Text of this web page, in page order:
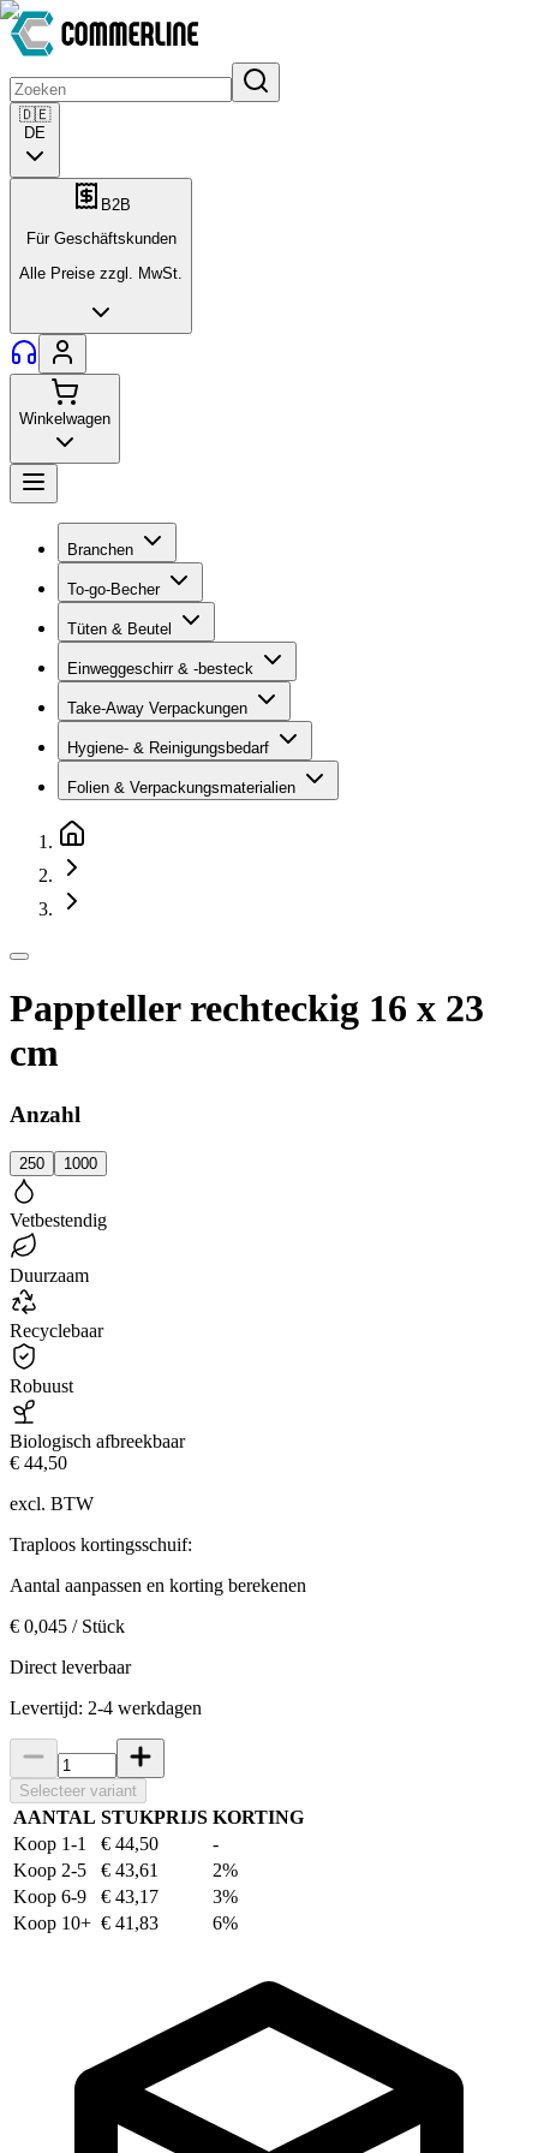
🇩🇪
DE
B2B
Für Geschäftskunden
Alle Preise zzgl. MwSt.
Winkelwagen
Branchen
To-go-Becher
Tüten & Beutel
Einweggeschirr & -besteck
Take-Away Verpackungen
Hygiene- & Reinigungsbedarf
Folien & Verpackungsmaterialien
Pappteller rechteckig 16 x 23
cm
Anzahl
250 1000
Vetbestendig
Duurzaam
Recyclebaar
Robuust
Biologisch afbreekbaar
€ 44,50
excl. BTW
Traploos kortingsschuif:
Aantal aanpassen en korting berekenen
€ 0,045 / Stück
Direct leverbaar
Levertijd: 2-4 werkdagen
Selecteer variant
AANTAL STUKPRIJS KORTING
Koop 1-1
€ 44,50
-
Koop 2-5
€ 43,61
2%
Koop 6-9
€ 43,17
3%
Koop 10+ € 41,83 6%